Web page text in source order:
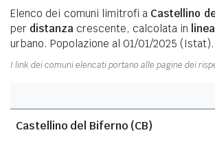
Elenco dei comuni limitrofi a Castellino
per distanza crescente, calcolata in
urbano. Popolazione al 01/01/2025 (Istat).
I link dei comuni elencati portano alle pagine dei
Castellino del Biferno (CB)